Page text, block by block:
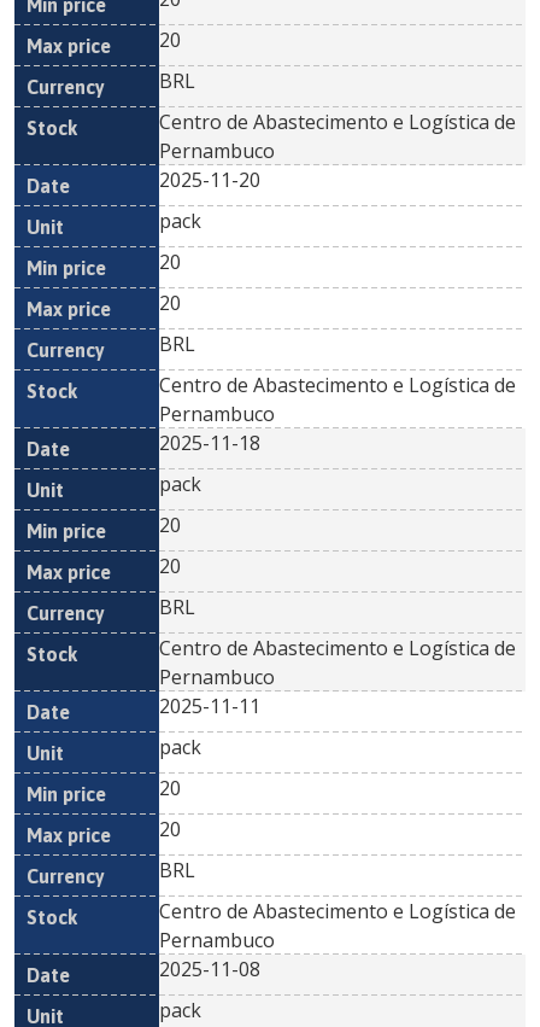
20
BRL
Centro de Abastecimento e Logística de
Pernambuco
2025-11-20
pack
20
20
BRL
Centro de Abastecimento e Logística de
Pernambuco
2025-11-18
pack
20
20
BRL
Centro de Abastecimento e Logística de
Pernambuco
2025-11-11
pack
20
20
BRL
Centro de Abastecimento e Logística de
Pernambuco
2025-11-08
pack